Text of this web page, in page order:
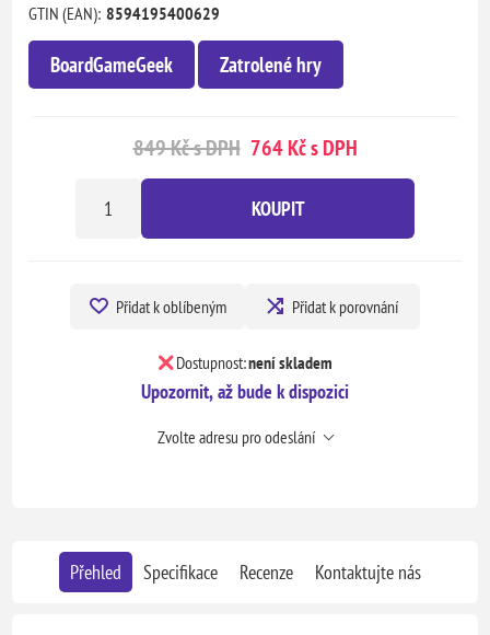
GTIN (EAN): 8594195400629
BoardGameGeek Zatrolené hry
849 Kč s DPH 764 Kč s DPH
KOUPIT
Přidat k oblíbeným Přidat k porovnání
Dostupnost:není skladem
Upozornit, až bude k dispozici
Zvolte adresu pro odeslání
Přehled Specifikace Recenze Kontaktujte nás